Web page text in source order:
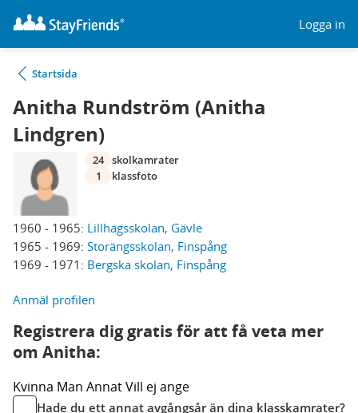
Logga in
Startsida
Anitha Rundström (Anitha
Lindgren)
1960 - 1965: Lillhagsskolan, Gävle
1965 - 1969: Storängsskolan, Finspång
1969 - 1971: Bergska skolan, Finspång
24 skolkamrater
1
klassfoto
Anmäl profilen
Registrera dig gratis för att få veta mer
om Anitha:
Kvinna Man AnnatVill ej ange
Hade du ett annat avgångsår än dina klasskamrater?